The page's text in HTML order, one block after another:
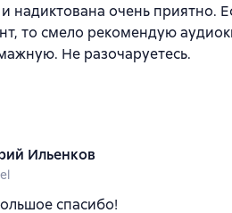
надиктована очень приятно.
то смело рекомендую
Не разочаруетесь.
Ильенков
спасибо!